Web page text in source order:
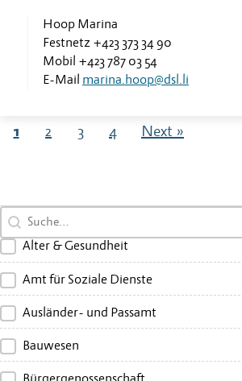
Hoop Marina
Festnetz +423 373 34 90
Mobil +423 787 03 54
E-Mail marina.hoop@dsl.li
1 2 3 4 Next »
Search content
Alter & Gesundheit
Amt für Soziale Dienste
Ausländer- und Passamt
Bauwesen